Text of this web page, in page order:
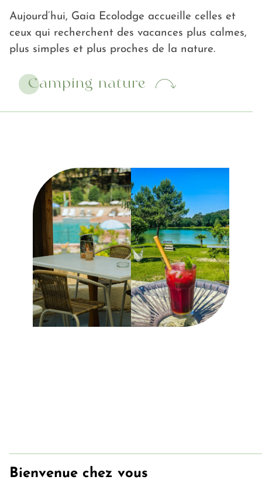
Aujourd’hui, Gaia Ecolodge accueille celles et
ceux qui recherchent des vacances plus calmes,
plus simples et plus proches de la nature.
Camping nature
Bienvenue chez vous